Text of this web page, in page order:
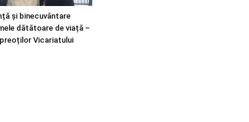
și binecuvântare
dătătoare de viață –
Vicariatului